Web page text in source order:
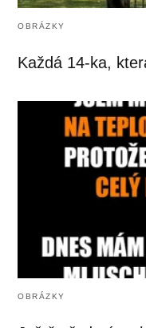
OBRÁZKY
Každá 14-ka,
OBRÁZKY